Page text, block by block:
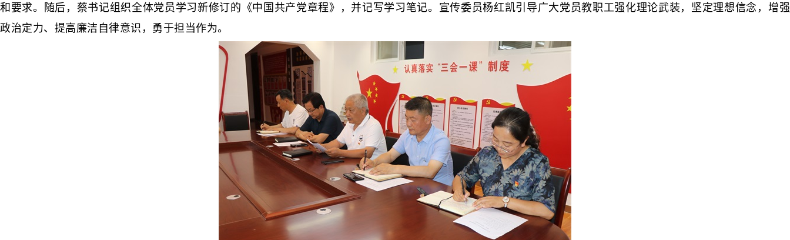
和要求。随后，蔡书记组织全体党员学习新修订的《中国共产党章程》，并记写学习笔记。宣传委员杨红凯引导广大党员教职工强化理论武装，坚定理想信念，增强
政治定力、提高廉洁自律意识，勇于担当作为。